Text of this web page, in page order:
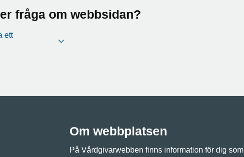
fråga om webbsidan?
ett
Om webbplatsen
På Vårdgivarwebben finns information för dig som